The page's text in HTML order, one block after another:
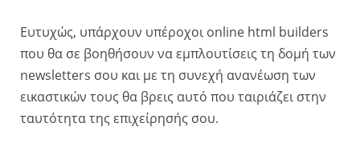
Ευτυχώς, υπάρχουν υπέροχοι online html builders
που θα σε βοηθήσουν να εμπλουτίσεις τη δομή των
newsletters σου και με τη συνεχή ανανέωση των
εικαστικών τους θα βρεις αυτό που ταιριάζει στην
ταυτότητα της επιχείρησής σου.